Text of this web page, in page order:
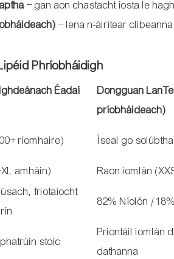
– gan aon chastacht íosta le
– lena n-áirítear
Phríobháidigh
Éadaí
Dongguan
príobháideach)
ríomhaire) Íseal go
amháin) Raon iomlán
friotaíocht
82% Níolón /
stoic
Priontáil iomlán
dathanna